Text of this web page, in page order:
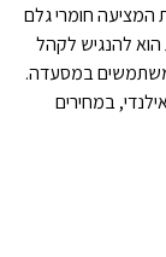
המציעה חומרי גלם
הוא להנגיש לקהל
משתמשים במסעדה.
במחירים